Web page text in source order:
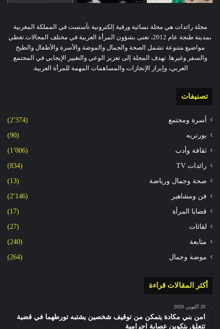
مجلة رائدات هي مجلة نسائية ورقية إلكترونية تأسست في المملكة المغربية
بمدينة طنجة عام 2012، تعنى بشؤون المرأة العربية في مختلف المجالات.تغطي
مواضيع متنوعة تشمل الصحة والجمال والموضة والأسرة والأطفال والطبخ
والسفر وغيرها. تهدف المجلة إلى تعزيز الوعي والتغيير الإيجابي في المجتمع
العربي، وإبراز الإنجازات والمساهمات المهمة للمرأة العربية.
تصنيفات
أسرة ومجتمع (2٬374)
بورتريه (90)
ثقافة وأدب (1٬006)
رائدات TV (834)
صحة وجمال ورياضة (13)
فن ومشاهير (2٬146)
قضايا المرأة (17)
لقائات (27)
متابعة (240)
موضة وجمال (264)
أكثر المقالات قراءة
20 أكتوبر، 2020
امن بني مكادة يتمكن من توقيف شخصين يشتبه تورطهما في قضية
تتعلق بتكوين عصابة اجرامية